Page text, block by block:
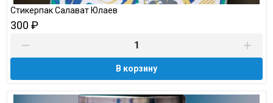
Стикерпак Салават Юлаев
300 ₽
В корзину